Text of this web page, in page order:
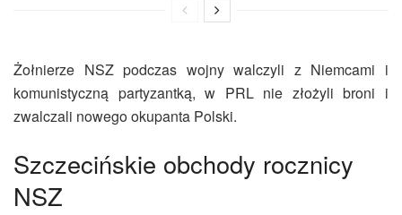
Żołnierze NSZ podczas wojny walczyli z Niemcami i
komunistyczną partyzantką, w PRL nie złożyli broni i
zwalczali nowego okupanta Polski.
Szczecińskie obchody rocznicy
NSZ